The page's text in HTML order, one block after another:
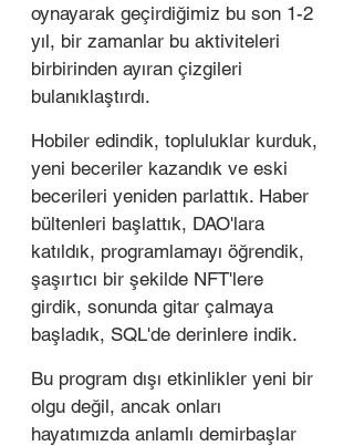
oynayarak geçirdiğimiz bu son 1-2
yıl, bir zamanlar bu aktiviteleri
birbirinden ayıran çizgileri
bulanıklaştırdı.
Hobiler edindik, topluluklar kurduk,
yeni beceriler kazandık ve eski
becerileri yeniden parlattık. Haber
bültenleri başlattık, DAO'lara
katıldık, programlamayı öğrendik,
şaşırtıcı bir şekilde NFT'lere
girdik, sonunda gitar çalmaya
başladık, SQL'de derinlere indik.
Bu program dışı etkinlikler yeni bir
olgu değil, ancak onları
hayatımızda anlamlı demirbaşlar